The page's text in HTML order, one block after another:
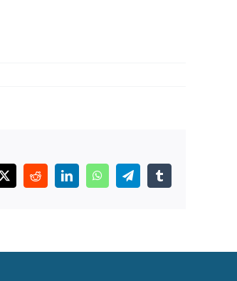
X RedditLinkedInWhatsAppTelegramTumblr